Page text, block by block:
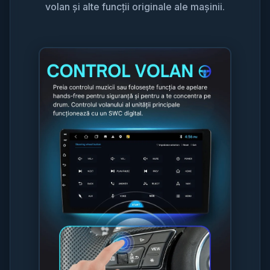
volan și alte funcții originale ale mașinii.